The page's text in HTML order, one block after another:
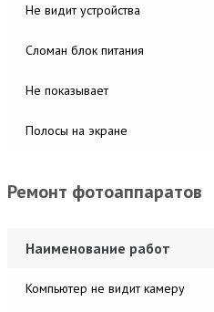
Не видит устройства
Сломан блок питания
Не показывает
Полосы на экране
Ремонт фотоаппаратов
Наименование работ
Компьютер не видит камеру